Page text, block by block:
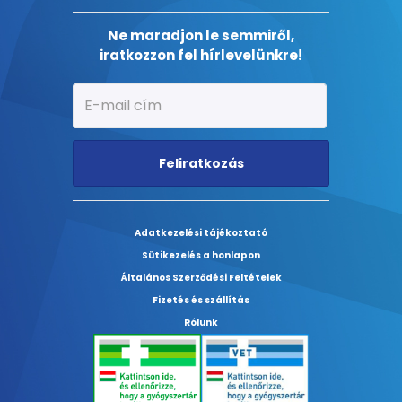
Ne maradjon le semmiről,
iratkozzon fel hírlevelünkre!
Feliratkozás
Adatkezelési tájékoztató
Sütikezelés a honlapon
Általános Szerződési Feltételek
Fizetés és szállítás
Rólunk